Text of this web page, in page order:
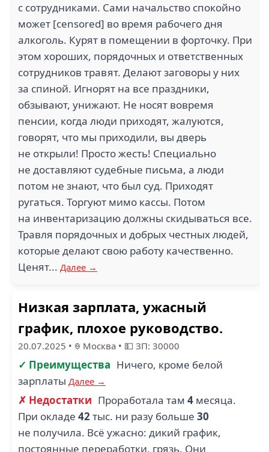
с сотрудниками. Сами начальство спокойно
может [censored] во время рабочего дня
алкоголь. Курят в помещении в форточку. При
этом хороших, порядочных и ответственных
сотрудников травят. Делают заговоры у них
за спиной. Игнорят на все праздники,
обзывают, унижают. Не носят вовремя
пенсии, когда люди приходят, жалуются,
говорят, что мы приходили, вы дверь
не открыли! Просто жесть! Специально
не доставляют судебные письма, а люди
потом не знают, что был суд. Приходят
ругаться. Торгуют мимо кассы. Потом
на инвентаризацию должны скидываться все.
Травля порядочных и добрых честных людей,
которые делают свою работу качественно.
Ценят... Далее →
Низкая зарплата, ужасный
график, плохое руководство.
20.07.2025 • Москва • 💵 ЗП: 30000
✓ Преимущества Ничего, кроме белой
зарплаты Далее →
✗ Недостатки Проработала там 4 месяца.
При окладе 42тыс. ни разу больше 30
не получила. Всё ужасно: дикий график,
постоянные переработки, грязь. Они